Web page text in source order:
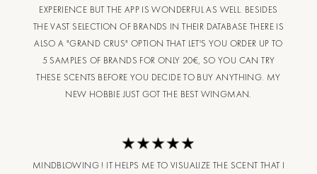
EXPERIENCE BUT THE APP IS WONDERFUL AS WELL. BESIDES
THE VAST SELECTION OF BRANDS IN THEIR DATABASE THERE IS
ALSO A "GRAND CRUS" OPTION THAT LET'S YOU ORDER UP TO
5 SAMPLES OF BRANDS FOR ONLY 20€, SO YOU CAN TRY
THESE SCENTS BEFORE YOU DECIDE TO BUY ANYTHING. MY
NEW HOBBIE JUST GOT THE BEST WINGMAN.
MINDBLOWING ! IT HELPS ME TO VISUALIZE THE SCENT THAT I